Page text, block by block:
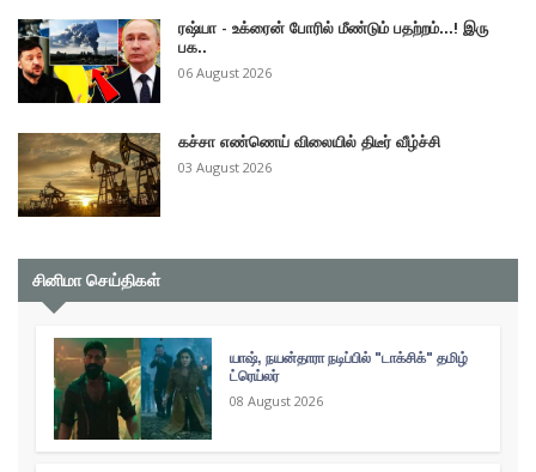
ரஷ்யா - உக்ரைன் போரில் மீண்டும் பதற்றம்...! இரு
பக..
06 August 2026
கச்சா எண்ணெய் விலையில் திடீர் வீழ்ச்சி
03 August 2026
சினிமா செய்திகள்
யாஷ், நயன்தாரா நடிப்பில் "டாக்சிக்" தமிழ்
ட்ரெய்லர்
08 August 2026